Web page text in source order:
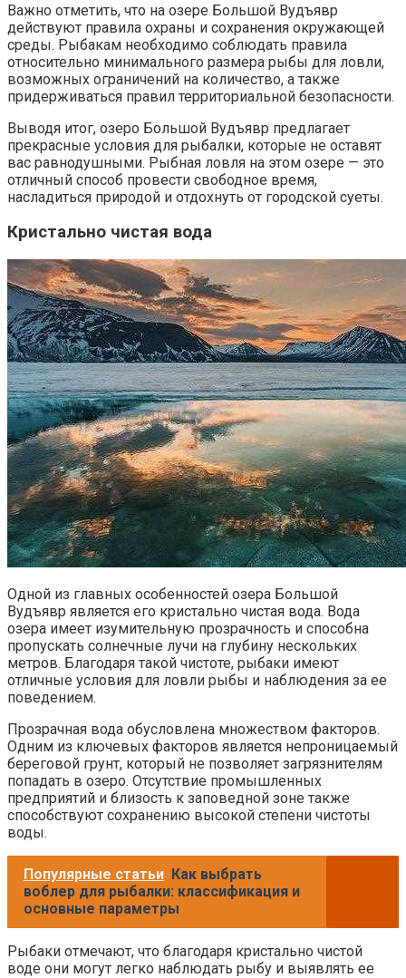
Важно отметить, что на озере Большой Вудъявр
действуют правила охраны и сохранения окружающей
среды. Рыбакам необходимо соблюдать правила
относительно минимального размера рыбы для ловли,
возможных ограничений на количество, а также
придерживаться правил территориальной безопасности.
Выводя итог, озеро Большой Вудъявр предлагает
прекрасные условия для рыбалки, которые не оставят
вас равнодушными. Рыбная ловля на этом озере — это
отличный способ провести свободное время,
насладиться природой и отдохнуть от городской суеты.
Кристально чистая вода
Одной из главных особенностей озера Большой
Вудъявр является его кристально чистая вода. Вода
озера имеет изумительную прозрачность и способна
пропускать солнечные лучи на глубину нескольких
метров. Благодаря такой чистоте, рыбаки имеют
отличные условия для ловли рыбы и наблюдения за ее
поведением.
Прозрачная вода обусловлена множеством факторов.
Одним из ключевых факторов является непроницаемый
береговой грунт, который не позволяет загрязнителям
попадать в озеро. Отсутствие промышленных
предприятий и близость к заповедной зоне также
способствуют сохранению высокой степени чистоты
воды.
Популярные статьи Как выбрать
воблер для рыбалки: классификация и
основные параметры
Рыбаки отмечают, что благодаря кристально чистой
воде они могут легко наблюдать рыбу и выявлять ее